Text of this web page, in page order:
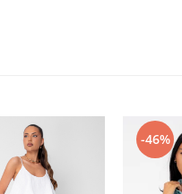
-46%